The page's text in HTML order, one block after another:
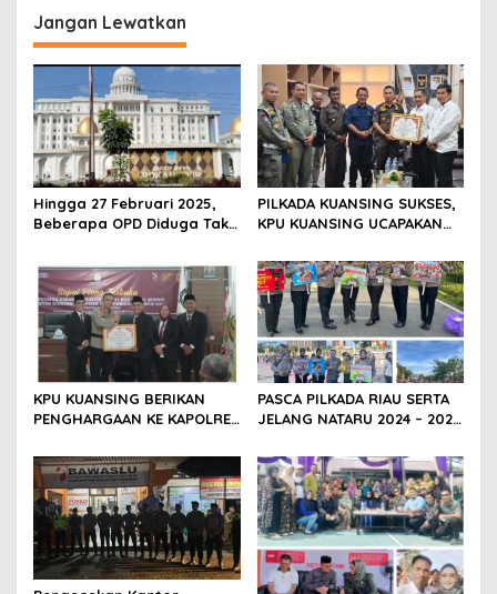
g
a
i
p
o
s
Jangan Lewatkan
Hingga 27 Februari 2025,
Beberapa OPD Diduga Tak
Sehingga Menimbulkan
Dampak Negatif Terhadap
Kemajuan Daerah (Pemkab
Rokan Hilir).
PILKADA KUANSING SUKSES,
KPU KUANSING UCAPAKAN
PENGHARGAAN KEPADA
INSTANSI TERKAIT
KPU KUANSING BERIKAN
PENGHARGAAN KE KAPOLRES
PASCA PILKADA RIAU SERTA
JELANG NATARU 2024 – 2025
MASYARAKAT TERTIB
BERLALU LINTAS